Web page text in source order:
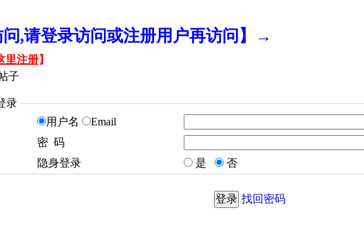
问,请登录访问或注册用户再访问】→
里注册】
子
录
用户名
Email
密 码
隐身登录
是 否
找回密码